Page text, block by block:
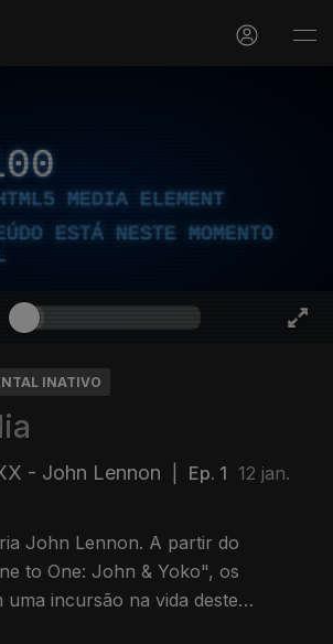
MEDIA ELEMENT
ESTÁ NESTE MOMENTO
INATIVO
- John Lennon Ep. 1 12 jan.
John Lennon. A partir do
to One: John & Yoko", os
uma incursão na vida deste